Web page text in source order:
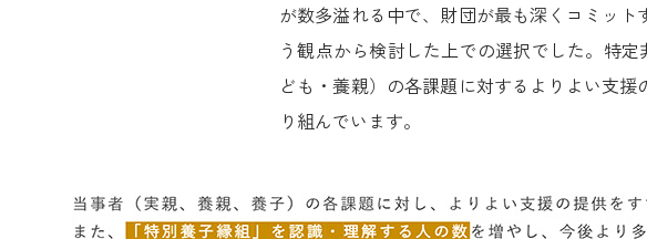
が数多溢れる中で、財団が最も深くコミッ
う観点から検討した上での選択でした。特
ども・養親）の各課題に対するよりよい支
り組んでいます。